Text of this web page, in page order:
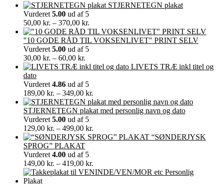
STJERNETEGN plakat
Vurderet 5.00 ud af 5
50,00 kr. – 370,00 kr.
50,00 kr.
til
"10 GODE RÅD TIL VOKSENLIVET" PRINT SELV
Vurderet 5.00 ud af 5
30,00 kr. – 60,00 kr.
30,00 kr.
60,00 kr.
LIVETS TRÆ inkl titel og
dato
Vurderet 4.86 ud af 5
189,00 kr. – 349,00 kr.
189,00 kr.
til
STJERNETEGN plakat med personlig navn og dato
Vurderet 5.00 ud af 5
129,00 kr. – 499,00 kr.
129,00 kr.
“SØNDERJYSK
SPROG” PLAKAT
Vurderet 4.00 ud af 5
149,00 kr. – 419,00 kr.
149,00 kr.